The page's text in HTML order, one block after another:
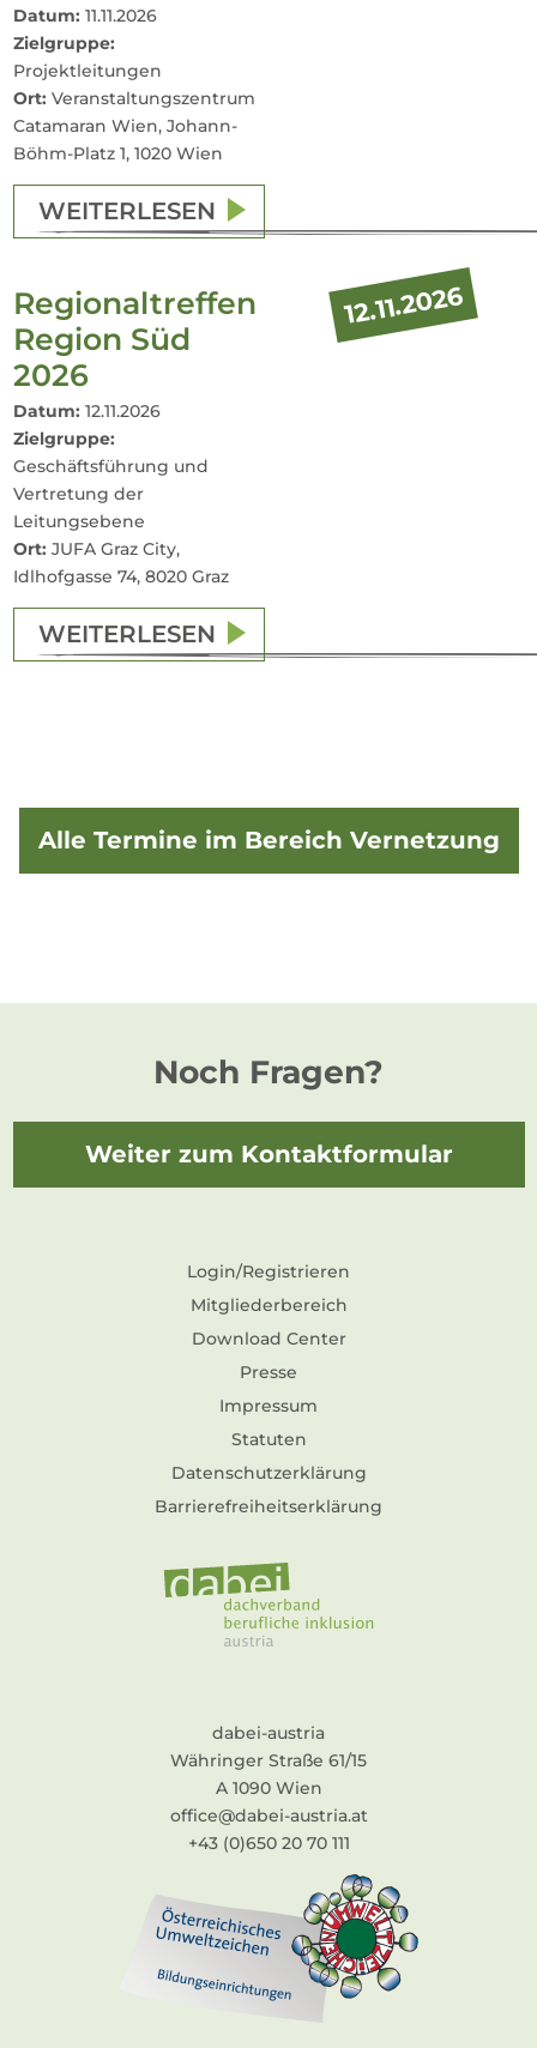
Datum: 11.11.2026
Zielgruppe:
Projektleitungen
Ort: Veranstaltungszentrum
Catamaran Wien, Johann-
Böhm-Platz 1, 1020 Wien
WEITERLESEN
Regionaltreffen
Region Süd
2026
Datum: 12.11.2026
Zielgruppe:
Geschäftsführung und
Vertretung der
Leitungsebene
Ort: JUFA Graz City,
Idlhofgasse 74, 8020 Graz
12.11.2026
WEITERLESEN
Alle Termine im Bereich Vernetzung
Noch Fragen?
Weiter zum Kontaktformular
dabei-austria
Währinger Straße 61/15
A 1090 Wien
office@dabei-austria.at
+43 (0)650 20 70 111
Login/Registrieren
Mitgliederbereich
Download Center
Presse
Impressum
Statuten
Datenschutzerklärung
Barrierefreiheitserklärung